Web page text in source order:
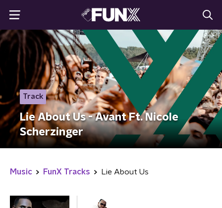
Track
Lie About Us - Avant Ft. Nicole
Scherzinger
Music FunX Tracks Lie About Us